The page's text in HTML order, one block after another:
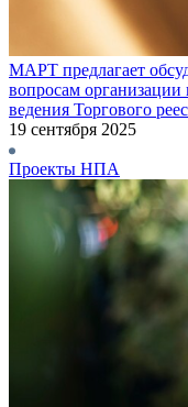
МАРТ предлагает
вопросам организации
ведения Торгового
19 сентября 2025
Проекты НПА